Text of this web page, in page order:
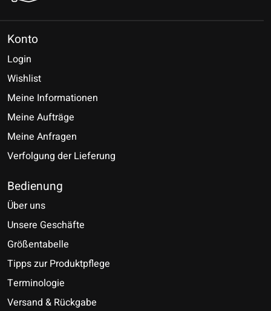
Konto
Login
Wishlist
Meine Informationen
Meine Aufträge
Meine Anfragen
Verfolgung der Lieferung
Bedienung
Über uns
Unsere Geschäfte
Größentabelle
Tipps zur Produktpflege
Terminologie
Versand & Rückgabe